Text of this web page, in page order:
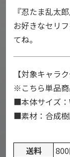
『忍たま乱太
お好きなセリ
てね。
【対象キャラ
※こちら単品商
■本体サイズ
■素材：合成
送料
800